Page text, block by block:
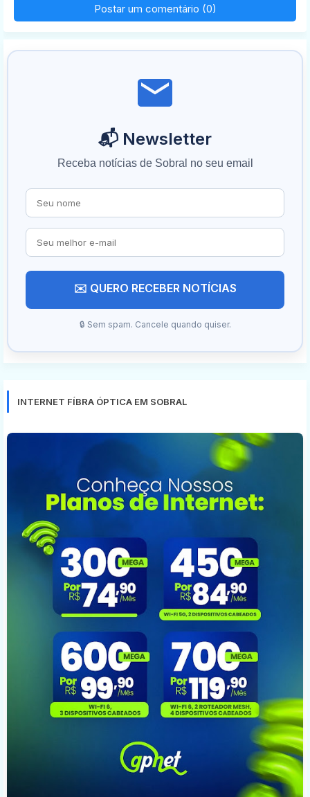
Postar um comentário (0)
📬 Newsletter
Receba notícias de Sobral no seu email
✉️ QUERO RECEBER NOTÍCIAS
🔒 Sem spam. Cancele quando quiser.
INTERNET FÍBRA ÓPTICA EM SOBRAL